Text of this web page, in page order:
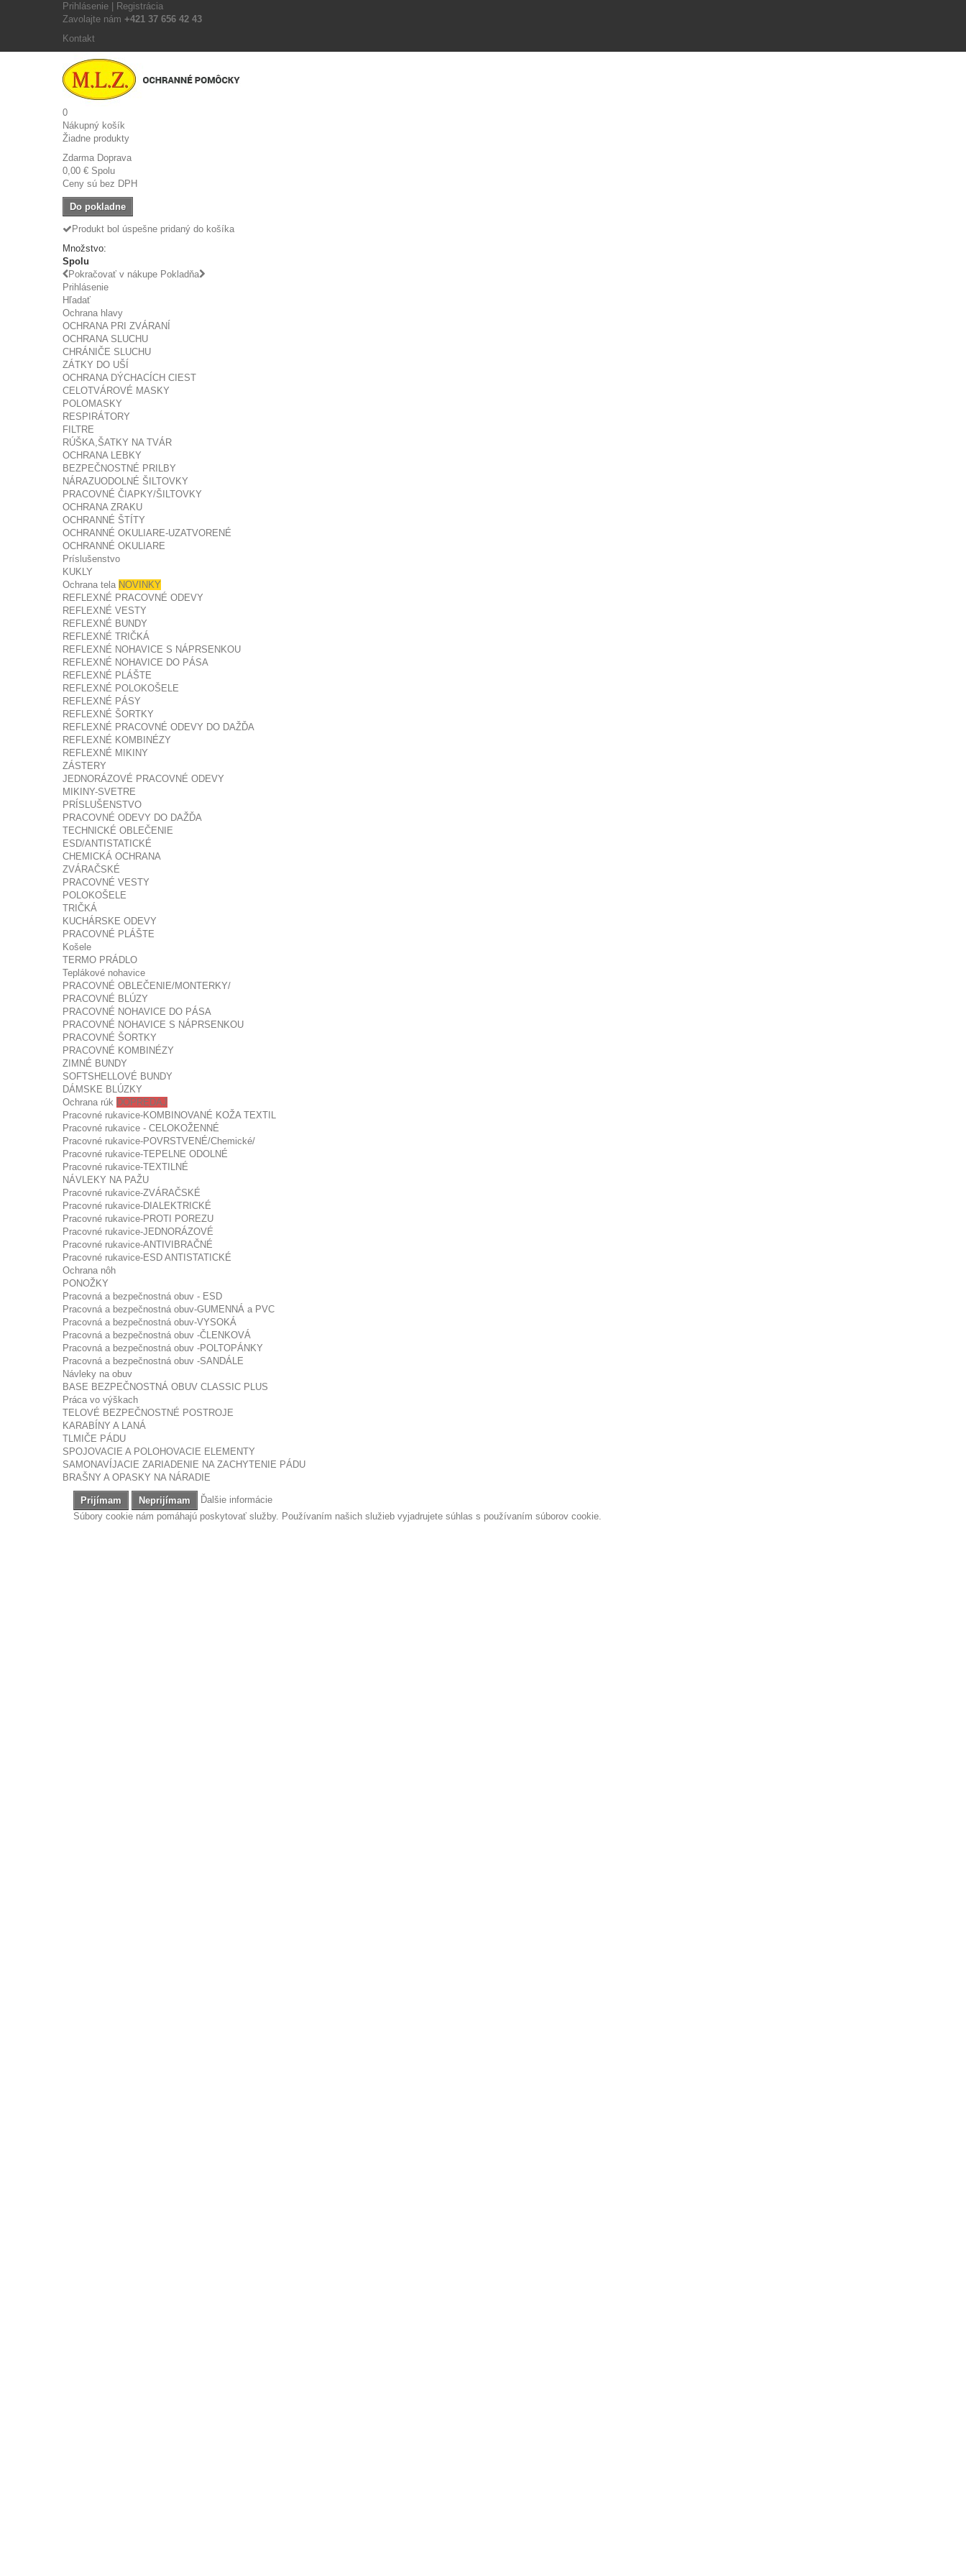
Prihlásenie | Registrácia
Zavolajte nám +421 37 656 42 43
Kontakt
0
Nákupný košík
Žiadne produkty
Zdarma Doprava
0,00 € Spolu
Ceny sú bez DPH
Do pokladne
Produkt bol úspešne pridaný do košíka
Množstvo:
Spolu
Pokračovať v nákupe Pokladňa
Prihlásenie
Hľadať
Ochrana hlavy
OCHRANA PRI ZVÁRANÍ
OCHRANA SLUCHU
CHRÁNIČE SLUCHU
ZÁTKY DO UŠÍ
OCHRANA DÝCHACÍCH CIEST
CELOTVÁROVÉ MASKY
POLOMASKY
RESPIRÁTORY
FILTRE
RÚŠKA,ŠATKY NA TVÁR
OCHRANA LEBKY
BEZPEČNOSTNÉ PRILBY
NÁRAZUODOLNÉ ŠILTOVKY
PRACOVNÉ ČIAPKY/ŠILTOVKY
OCHRANA ZRAKU
OCHRANNÉ ŠTÍTY
OCHRANNÉ OKULIARE-UZATVORENÉ
OCHRANNÉ OKULIARE
Príslušenstvo
KUKLY
Ochrana tela NOVINKY
REFLEXNÉ PRACOVNÉ ODEVY
REFLEXNÉ VESTY
REFLEXNÉ BUNDY
REFLEXNÉ TRIČKÁ
REFLEXNÉ NOHAVICE S NÁPRSENKOU
REFLEXNÉ NOHAVICE DO PÁSA
REFLEXNÉ PLÁŠTE
REFLEXNÉ POLOKOŠELE
REFLEXNÉ PÁSY
REFLEXNÉ ŠORTKY
REFLEXNÉ PRACOVNÉ ODEVY DO DAŽĎA
REFLEXNÉ KOMBINÉZY
REFLEXNÉ MIKINY
ZÁSTERY
JEDNORÁZOVÉ PRACOVNÉ ODEVY
MIKINY-SVETRE
PRÍSLUŠENSTVO
PRACOVNÉ ODEVY DO DAŽĎA
TECHNICKÉ OBLEČENIE
ESD/ANTISTATICKÉ
CHEMICKÁ OCHRANA
ZVÁRAČSKÉ
PRACOVNÉ VESTY
POLOKOŠELE
TRIČKÁ
KUCHÁRSKE ODEVY
PRACOVNÉ PLÁŠTE
Košele
TERMO PRÁDLO
Teplákové nohavice
PRACOVNÉ OBLEČENIE/MONTERKY/
PRACOVNÉ BLÚZY
PRACOVNÉ NOHAVICE DO PÁSA
PRACOVNÉ NOHAVICE S NÁPRSENKOU
PRACOVNÉ ŠORTKY
PRACOVNÉ KOMBINÉZY
ZIMNÉ BUNDY
SOFTSHELLOVÉ BUNDY
DÁMSKE BLÚZKY
Ochrana rúk DOPREDAJ
Pracovné rukavice-KOMBINOVANÉ KOŽA TEXTIL
Pracovné rukavice - CELOKOŽENNÉ
Pracovné rukavice-POVRSTVENÉ/Chemické/
Pracovné rukavice-TEPELNE ODOLNÉ
Pracovné rukavice-TEXTILNÉ
NÁVLEKY NA PAŽU
Pracovné rukavice-ZVÁRAČSKÉ
Pracovné rukavice-DIALEKTRICKÉ
Pracovné rukavice-PROTI POREZU
Pracovné rukavice-JEDNORÁZOVÉ
Pracovné rukavice-ANTIVIBRAČNÉ
Pracovné rukavice-ESD ANTISTATICKÉ
Ochrana nôh
PONOŽKY
Pracovná a bezpečnostná obuv - ESD
Pracovná a bezpečnostná obuv-GUMENNÁ a PVC
Pracovná a bezpečnostná obuv-VYSOKÁ
Pracovná a bezpečnostná obuv -ČLENKOVÁ
Pracovná a bezpečnostná obuv -POLTOPÁNKY
Pracovná a bezpečnostná obuv -SANDÁLE
Návleky na obuv
BASE BEZPEČNOSTNÁ OBUV CLASSIC PLUS
Práca vo výškach
TELOVÉ BEZPEČNOSTNÉ POSTROJE
KARABÍNY A LANÁ
TLMIČE PÁDU
SPOJOVACIE A POLOHOVACIE ELEMENTY
SAMONAVÍJACIE ZARIADENIE NA ZACHYTENIE PÁDU
BRAŠNY A OPASKY NA NÁRADIE
Prijímam Neprijímam
Ďalšie informácie
Súbory cookie nám pomáhajú poskytovať služby. Používaním našich služieb vyjadrujete súhlas s používaním súborov cookie.